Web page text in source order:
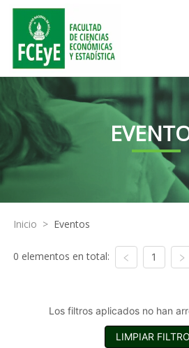
Inicio > Eventos
0 elementos en total: 1
Los filtros aplicados no han
LIMPIAR